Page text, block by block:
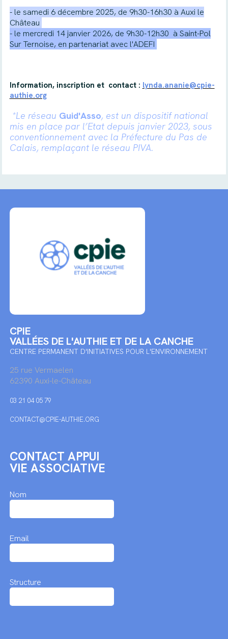
- le samedi 6 décembre 2025, de 9h30-16h30 à Auxi le
Château
-le mercredi 14 janvier 2026, de 9h30-12h30 à Saint-Pol
Sur Ternoise, en partenariat avec l'ADEFI
Information, inscription et contact : lynda.ananie@cpie-
authie.org
*Le réseau Guid'Asso, est un dispositif national
mis en place par l’Etat depuis janvier 2023, sous
conventionnement avec la Préfecture du Pas de
Calais, remplaçant le réseau PIVA.
CPIE
VALLÉES DE L'AUTHIE ET DE LA CANCHE
CENTRE PERMANENT D'INITIATIVES POUR L'ENVIRONNEMENT
25 rue Vermaelen
62390 Auxi-le-Château
03 21 04 05 79
CONTACT@CPIE-AUTHIE.ORG
CONTACT APPUI
VIE ASSOCIATIVE
Nom
Email
Structure